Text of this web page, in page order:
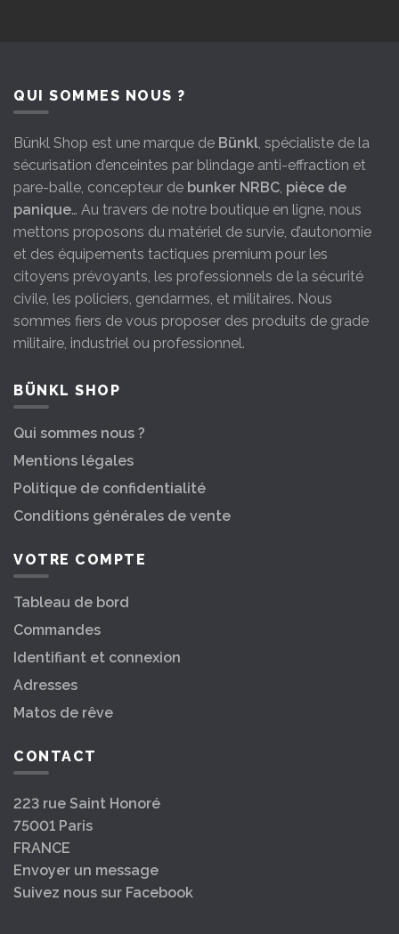
QUI SOMMES NOUS ?
Bünkl Shop est une marque de Bünkl, spécialiste de la
sécurisation d’enceintes par blindage anti-effraction et
pare-balle, concepteur de bunker NRBC, pièce de
panique… Au travers de notre boutique en ligne, nous
mettons proposons du matériel de survie, d’autonomie
et des équipements tactiques premium pour les
citoyens prévoyants, les professionnels de la sécurité
civile, les policiers, gendarmes, et militaires. Nous
sommes fiers de vous proposer des produits de grade
militaire, industriel ou professionnel.
BÜNKL SHOP
Qui sommes nous ?
Mentions légales
Politique de confidentialité
Conditions générales de vente
VOTRE COMPTE
Tableau de bord
Commandes
Identifiant et connexion
Adresses
Matos de rêve
CONTACT
223 rue Saint Honoré
75001 Paris
FRANCE
Envoyer un message
Suivez nous sur Facebook